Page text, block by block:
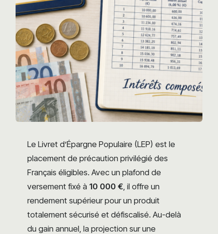
Le Livret d’Épargne Populaire (LEP) est le
placement de précaution privilégié des
Français éligibles. Avec un plafond de
versement fixé à 10 000 €, il offre un
rendement supérieur pour un produit
totalement sécurisé et défiscalisé. Au-delà
du gain annuel, la projection sur une